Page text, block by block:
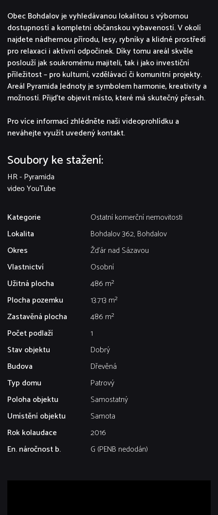
Obec Bohdalov je vyhledávanou lokalitou s výbornou
dostupností a kompletní občanskou vybaveností. V okolí
najdete nádhernou přírodu, lesy, rybníky a klidné prostředí
pro relaxaci i aktivní odpočinek. Díky tomu areál skvěle
poslouží jak soukromému majiteli, tak i jako investiční
příležitost – pro kulturní, vzdělávací či komunitní projekty.
Areál Pyramida Jednoty je symbolem harmonie, kreativity a
možností. Přijďte objevit místo, které má skutečný přesah.
Pro více informací zhlédněte naši videoprohlídku a
neváhejte využít uvedený kontakt.
Soubory ke stažení:
HR - Pyramida
video YouTube
Kategorie
Ostatní komerční nemovitosti
Lokalita
Bohdalov 362, Bohdalov
Okres
Žďár nad Sázavou
Vlastnictví
Osobní
Užitná plocha
486 m²
Plocha pozemku
13.713 m²
Zastavěná plocha
486 m²
Počet podlaží
1
Stav objektu
Dobrý
Budova
Dřevěná
Typ domu
Patrový
Poloha objektu
Samostatný
Umístění objektu
Samota
Rok kolaudace
2016
En. náročnost b.
G (PENB nedodán)